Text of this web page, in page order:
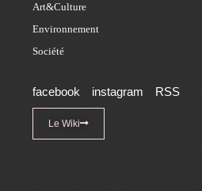
Art&Culture
Environnement
Société
facebook instagram RSS
Le Wiki